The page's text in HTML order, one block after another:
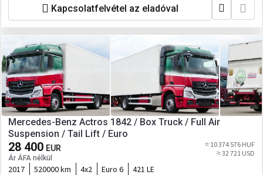
Kapcsolatfelvétel az eladóval
Mercedes-Benz Actros 1842 / Box Truck / Full Air
Suspension / Tail Lift / Euro
28 400 EUR
Ár ÁFA nélkül
≈ 10 374 576 HUF
≈ 32 721 USD
2017 520000 km 4x2 Euro 6
421 LE